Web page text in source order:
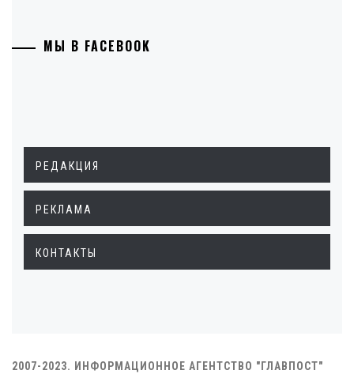
МЫ В FACEBOOK
РЕДАКЦИЯ
РЕКЛАМА
КОНТАКТЫ
2007-2023. ИНФОРМАЦИОННОЕ АГЕНТСТВО "ГЛАВПОСТ"